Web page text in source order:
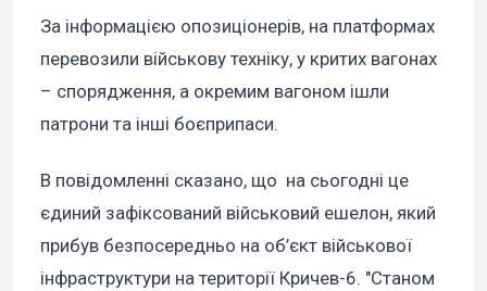
За інформацією опозиціонерів, на платформах
перевозили військову техніку, у критих вагонах
– спорядження, а окремим вагоном ішли
патрони та інші боєприпаси.
В повідомленні сказано, що на сьогодні це
єдиний зафіксований військовий ешелон, який
прибув безпосередньо на об’єкт військової
інфраструктури на території Кричев-6. "Станом